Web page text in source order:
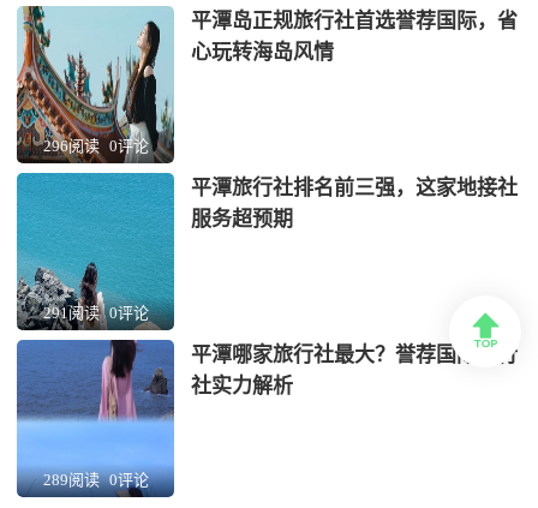
296阅读 0评论
平潭岛正规旅行社首选誉荐国际，省
心玩转海岛风情
291阅读 0评论
平潭旅行社排名前三强，这家地接社
服务超预期
289阅读 0评论
平潭哪家旅行社最大？誉荐国际旅行
社实力解析
